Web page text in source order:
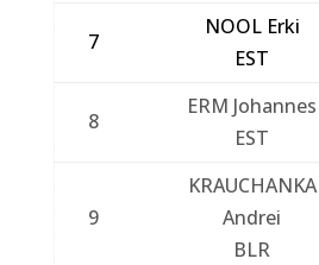
7
NOOL Erki
EST
8
ERM Johannes
EST
9
KRAUCHANKA
Andrei
BLR